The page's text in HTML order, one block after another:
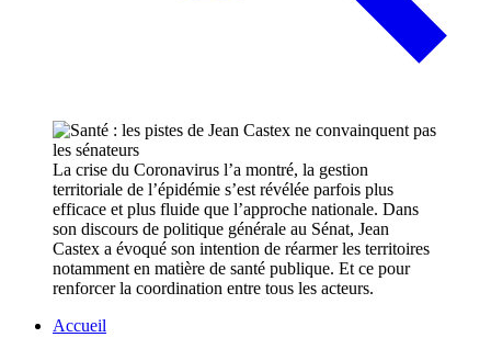
La crise du Coronavirus l’a montré, la gestion
territoriale de l’épidémie s’est révélée parfois plus
efficace et plus fluide que l’approche nationale. Dans
son discours de politique générale au Sénat, Jean
Castex a évoqué son intention de réarmer les territoires
notamment en matière de santé publique. Et ce pour
renforcer la coordination entre tous les acteurs.
Accueil